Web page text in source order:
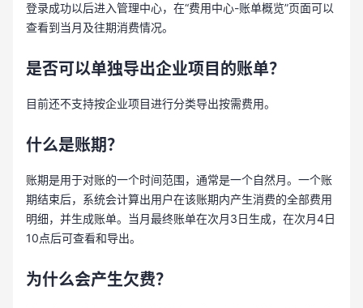
登录成功以后进入管理中心，在“费用中心-账单概览”页面可以
查看到当月及往期消费情况。
是否可以单独导出企业项目的账单？
目前还不支持按企业项目进行分类导出按需费用。
什么是账期？
账期是用于对账的一个时间范围，通常是一个自然月。一个账
期结束后，系统会计算出用户在该账期内产生消费的全部费用
明细，并生成账单。当月最终账单在次月3日生成，在次月4日
10点后可查看和导出。
为什么会产生欠费？